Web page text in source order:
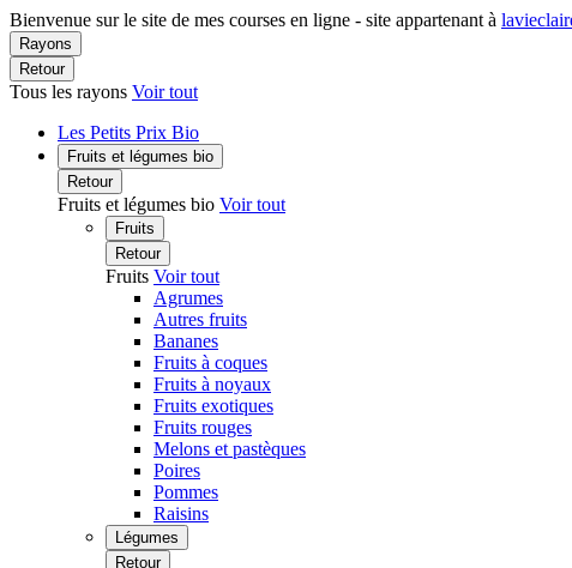
Bienvenue sur le site de mes courses en ligne - site appartenant à
Rayons
Retour
Tous les rayons Voir tout
Les Petits Prix Bio
Fruits et légumes bio
Retour
Fruits et légumes bio Voir tout
Fruits
Retour
Fruits Voir tout
Agrumes
Autres fruits
Bananes
Fruits à coques
Fruits à noyaux
Fruits exotiques
Fruits rouges
Melons et pastèques
Poires
Pommes
Raisins
Légumes
Retour